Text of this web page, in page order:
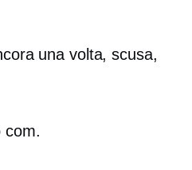
una volta, scusa,